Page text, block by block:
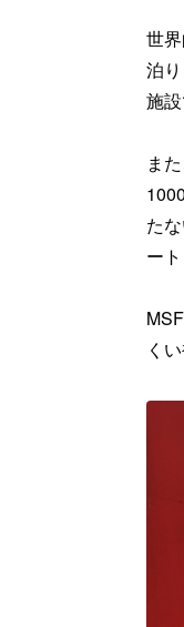
世
泊
施
ま
た
ー
く